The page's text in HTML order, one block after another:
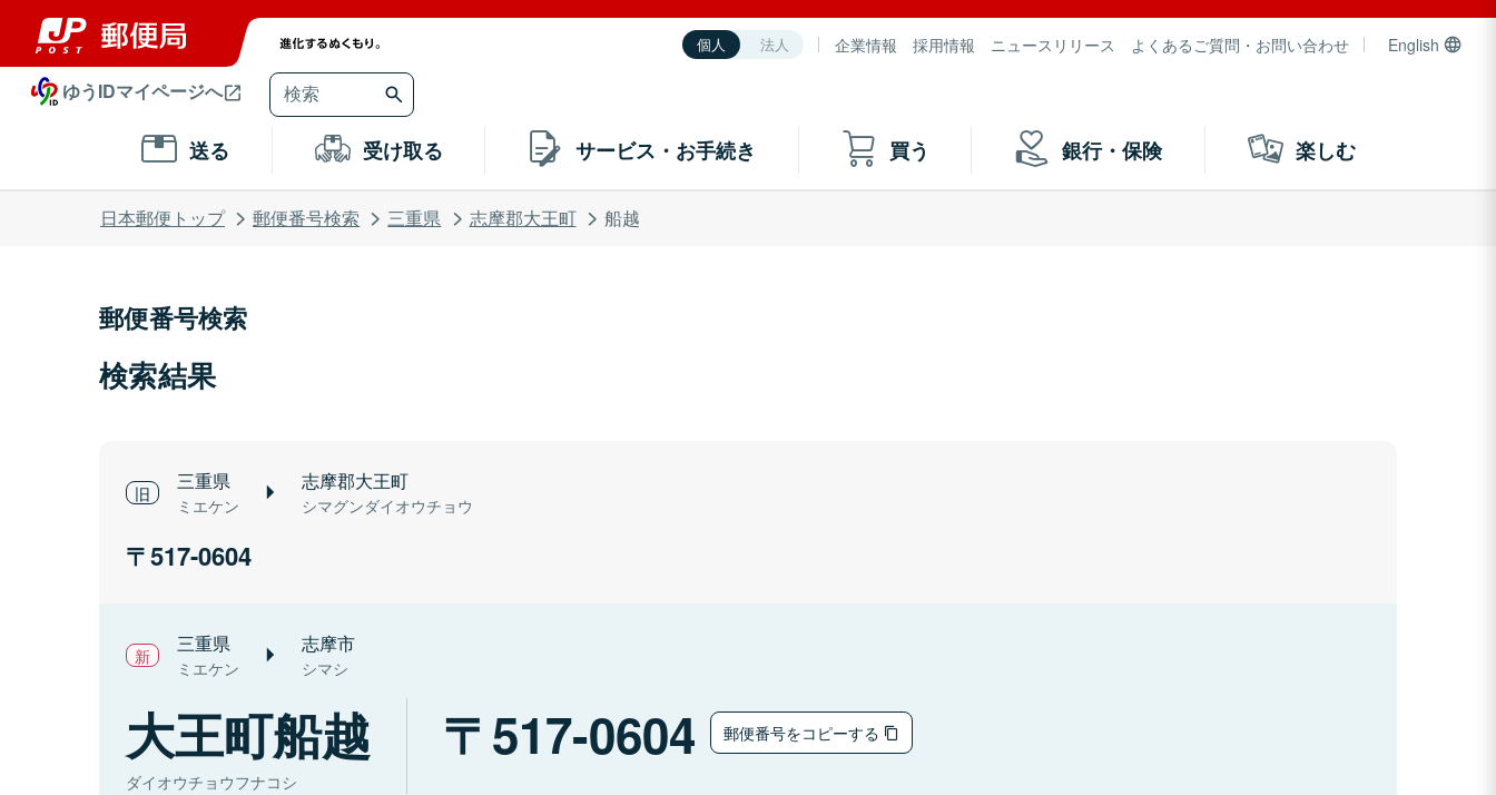
個人 法人 企業情報 採用情報 ニュースリリース よくあるご質問・お問い合わせ English
ゆうIDマイページへ
送る 受け取る サービス・お手続き 買う 銀行・保険 楽しむ
日本郵便トップ 郵便番号検索 三重県 志摩郡大王町 船越
郵便番号検索
検索結果
三重県
ミエケン
志摩郡大王町
シマグンダイオウチョウ
517-0604
三重県
ミエケン
志摩市
シマシ
大王町船越
ダイオウチョウフナコシ
517-0604 郵便番号をコピーする